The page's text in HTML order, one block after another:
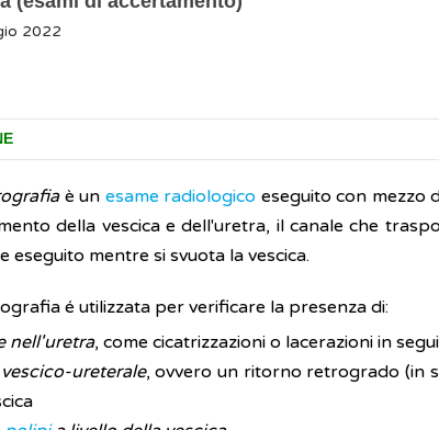
2022
è un esame radiologico eseguito con mezzo
della vescica e dell'uretra, il canale che
eseguito mentre si svuota la vescica.
é utilizzata per verificare la presenza di:
nell'uretra, come cicatrizzazioni o lacerazioni in
ureterale, ovvero un ritorno retrogrado (in